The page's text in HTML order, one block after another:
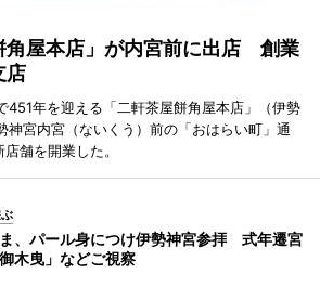
角屋本店」が内宮前に出店 創業
店
451年を迎える「二軒茶屋餅角屋本店」（伊勢
神宮内宮（ないくう）前の「おはらい町」通
舗を開業した。
、パール身につけ伊勢神宮参拝 式年遷宮
木曳」などご視察